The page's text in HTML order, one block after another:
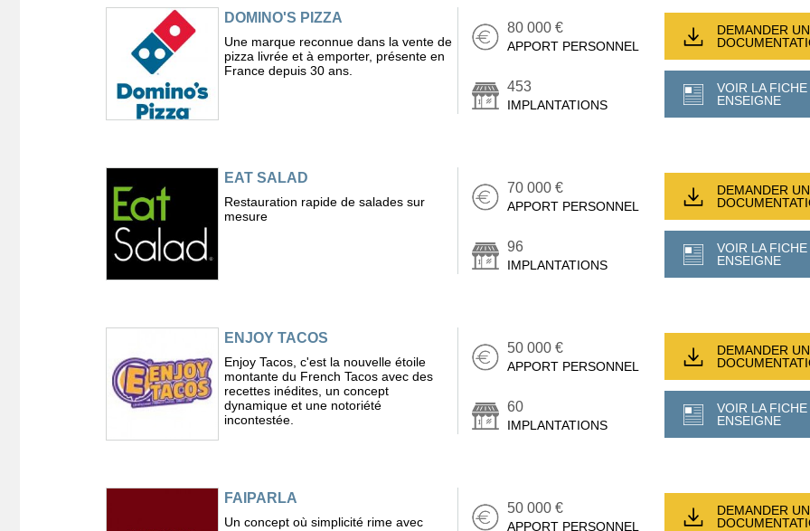
DOMINO'S PIZZA
Une marque reconnue dans la vente de
pizza livrée et à emporter, présente en
France depuis 30 ans.
80 000 €
APPORT PERSONNEL
453
IMPLANTATIONS
DEMANDER
VOIR LA FICHE
ENSEIGNE
EAT SALAD
Restauration rapide de salades sur
mesure
70 000 €
APPORT PERSONNEL
96
IMPLANTATIONS
DEMANDER
VOIR LA FICHE
ENSEIGNE
ENJOY TACOS
Enjoy Tacos, c'est la nouvelle étoile
montante du French Tacos avec des
recettes inédites, un concept
dynamique et une notoriété
incontestée.
50 000 €
APPORT PERSONNEL
60
IMPLANTATIONS
DEMANDER
VOIR LA FICHE
ENSEIGNE
FAIPARLA
Un concept où simplicité rime avec
50 000 €
APPORT PERSONNEL
DEMANDER